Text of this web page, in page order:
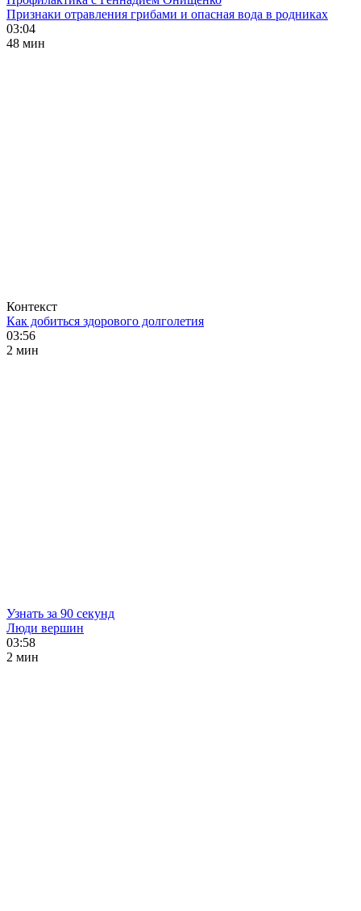
Признаки отравления грибами и опасная вода в родниках
03:04
48 мин
Контекст
Как добиться здорового долголетия
03:56
2 мин
Узнать за 90 секунд
Люди вершин
03:58
2 мин